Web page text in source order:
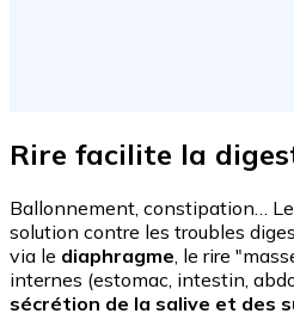
Rire facilite la
Ballonnement, constipation…
solution contre les troubles
via le diaphragme , le rire
internes (estomac, intestin,
sécrétion de la salive et des